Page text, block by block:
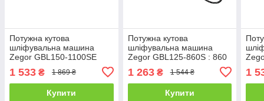
Потужна кутова
шліфувальна машина
Zegor GBL150-1100SE
1100 Вт, диск 150мм
1 533 ₴ 1 869 ₴
Купити
Потужна кутова
шліфувальна машина
Zegor GBL125-860S : 860
Вт, диск 125мм (болгарка)
1 263₴ 1 544 ₴
Купити
1